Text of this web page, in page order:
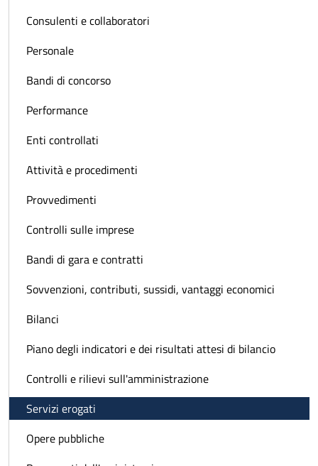
Consulenti e collaboratori
Personale
Bandi di concorso
Performance
Enti controllati
Attività e procedimenti
Provvedimenti
Controlli sulle imprese
Bandi di gara e contratti
Sovvenzioni, contributi, sussidi, vantaggi economici
Bilanci
Piano degli indicatori e dei risultati attesi di bilancio
Controlli e rilievi sull'amministrazione
Servizi erogati
Opere pubbliche